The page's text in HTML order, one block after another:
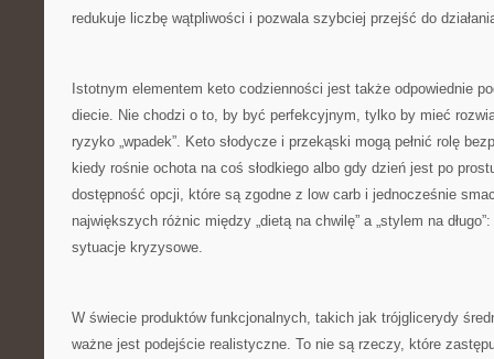
redukuje liczbę wątpliwości i pozwala szybciej przejść do
Istotnym elementem keto codzienności jest także odpowiednie
diecie. Nie chodzi o to, by być perfekcyjnym, tylko by mieć
ryzyko „wpadek”. Keto słodycze i przekąski mogą pełnić rolę
kiedy rośnie ochota na coś słodkiego albo gdy dzień jest po
dostępność opcji, które są zgodne z low carb i jednocześnie
największych różnic między „dietą na chwilę” a „stylem na
sytuacje kryzysowe.
W świecie produktów funkcjonalnych, takich jak trójglicerydy
ważne jest podejście realistyczne. To nie są rzeczy, które